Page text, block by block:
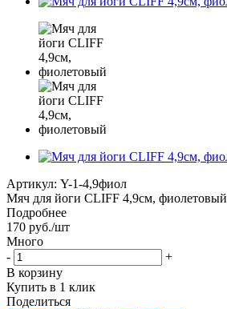
Артикул: Y-1-4,9фиол
Мяч для йоги CLIFF 4,9см, фиолетовый
Подробнее
170 руб./шт
Много
-
+
В корзину
Купить в 1 клик
Поделиться